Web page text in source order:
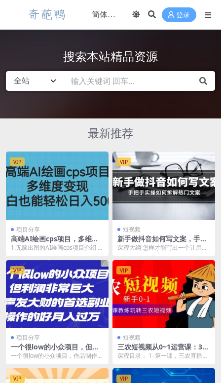
登录
搜索本站精品资源
最新推荐
VIP
项目分享
高端AI绘画cps项目，多维度
变现，小白也能轻松日入500
1.无脑出图的AI绘画cps项目介绍 2.
全引...
VIP
短视频
新手做抖音如何写文案，手把
手实操如何拆解热门文案
课程大纲 怎样才能写出一个让用户
样的文案能让用户...
VIP
项目分享
一个很low的小众项目，但利
润非常巨大，闷声发大财的首
一个很low的小众项目，作品制作非
购买过的商品，做...
VIP
短视频
三农短视频从0~1运营课：30
节实操课教练玩转三农短视频
课程目录： 1–第一课，三农直播间
VIP VIP